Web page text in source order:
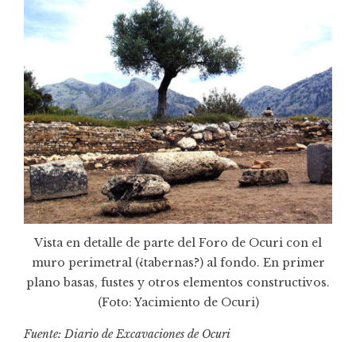
Vista en detalle de parte del Foro de Ocuri con el
muro perimetral (¿tabernas?) al fondo. En primer
plano basas, fustes y otros elementos constructivos.
(Foto:Yacimiento de Ocuri)
Fuente: Diario de Excavaciones de Ocuri